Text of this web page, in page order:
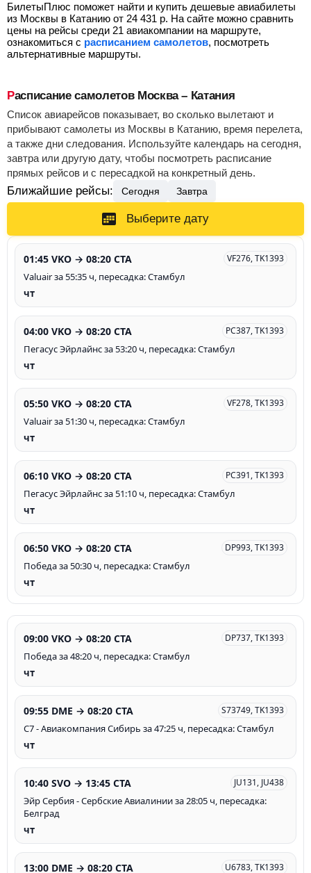
БилетыПлюс поможет найти и купить дешевые авиабилеты
из Москвы в Катанию от 24 431 р. На сайте можно сравнить
цены на рейсы среди 21 авиакомпании на маршруте,
ознакомиться с расписанием самолетов, посмотреть
альтернативные маршруты.
Расписание самолетов Москва – Катания
Список авиарейсов показывает, во сколько вылетают и
прибывают самолеты из Москвы в Катанию, время перелета,
а также дни следования. Используйте календарь на сегодня,
завтра или другую дату, чтобы посмотреть расписание
прямых рейсов и с пересадкой на конкретный день.
Ближайшие рейсы: Сегодня Завтра
Выберите дату
01:45 VKO → 08:20 CTA VF276, TK1393
Valuair за 55:35 ч, пересадка: Стамбул
чт
04:00 VKO → 08:20 CTA PC387, TK1393
Пегасус Эйрлайнс за 53:20 ч, пересадка: Стамбул
чт
05:50 VKO → 08:20 CTA VF278, TK1393
Valuair за 51:30 ч, пересадка: Стамбул
чт
06:10 VKO → 08:20 CTA PC391, TK1393
Пегасус Эйрлайнс за 51:10 ч, пересадка: Стамбул
чт
06:50 VKO → 08:20 CTA DP993, TK1393
Победа за 50:30 ч, пересадка: Стамбул
чт
09:00 VKO → 08:20 CTA DP737, TK1393
Победа за 48:20 ч, пересадка: Стамбул
чт
09:55 DME → 08:20 CTA S73749, TK1393
С7 - Авиакомпания Сибирь за 47:25 ч, пересадка: Стамбул
чт
10:40 SVO → 13:45 CTA JU131, JU438
Эйр Сербия - Сербские Авиалинии за 28:05 ч, пересадка:
Белград
чт
13:00 DME → 08:20 CTA U6783, TK1393